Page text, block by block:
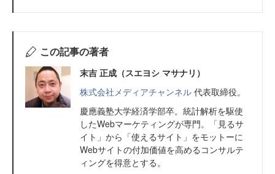
この記事の著者
末吉 正成（スエヨシ マサナリ）
株式会社メディアチャンネル 代表取締役。
慶應義塾大学経済学部卒。統計解析を駆使
したWebマーケティングが専門。「見るサ
イト」から「使えるサイト」をモットーに
Webサイトの付加価値を高めるコンサルテ
ィングを得意とする。